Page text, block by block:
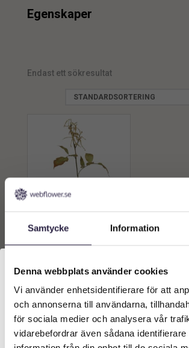
Samtycke Information
Denna webbplats använder cookies
Vi använder enhetsidentifierare för att
och annonserna till användarna,
för sociala medier och analysera vår
vidarebefordrar även sådana identifierare
Egenskaper
Endast ett sökresultat
Auruncus | Konstgjord
Lägg till i
varukorg
Välkommen till
Vilken typ av kund är du? Du kan alltid
längst upp på sidan.